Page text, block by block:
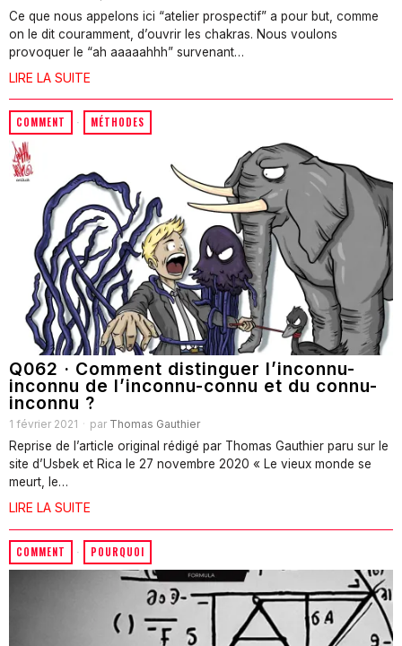
Ce que nous appelons ici “atelier prospectif” a pour but, comme
on le dit couramment, d’ouvrir les chakras. Nous voulons
provoquer le “ah aaaaahhh” survenant…
LIRE LA SUITE
COMMENT · MÉTHODES
Q062 · Comment distinguer l’inconnu-
inconnu de l’inconnu-connu et du connu-
inconnu ?
1 février 2021 par Thomas Gauthier
Reprise de l’article original rédigé par Thomas Gauthier paru sur le
site d’Usbek et Rica le 27 novembre 2020 « Le vieux monde se
meurt, le…
LIRE LA SUITE
COMMENT · POURQUOI